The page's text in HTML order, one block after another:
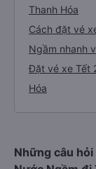
Thanh Hóa
Cách đặt vé
Ngầm nhanh
Đặt vé xe Tết
Hóa
Những câu